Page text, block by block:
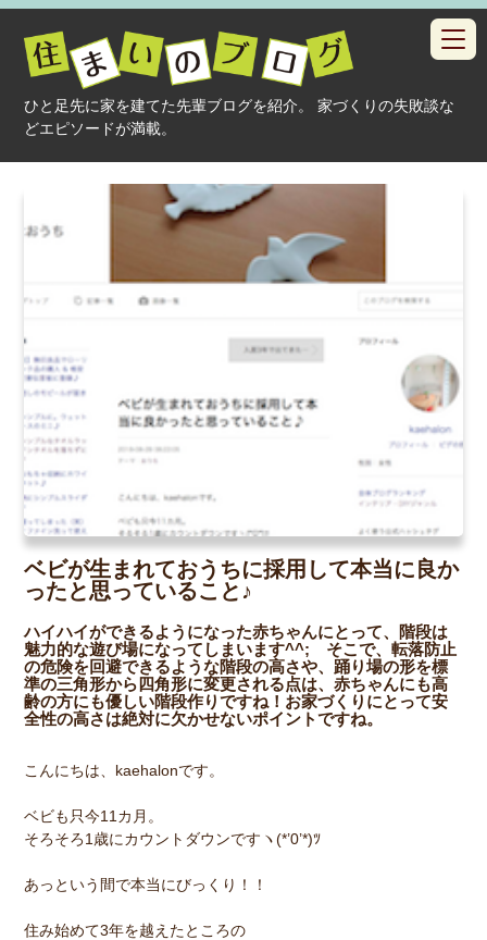
ひと足先に家を建てた先輩ブログを紹介。 家づくりの失敗談な
どエピソードが満載。
ベビが生まれておうちに採用して本当に良か
ったと思っていること♪
ハイハイができるようになった赤ちゃんにとって、階段は
魅力的な遊び場になってしまいます^^; そこで、転落防止
の危険を回避できるような階段の高さや、踊り場の形を標
準の三角形から四角形に変更される点は、赤ちゃんにも高
齢の方にも優しい階段作りですね！お家づくりにとって安
全性の高さは絶対に欠かせないポイントですね。
こんにちは、kaehalonです。
ベビも只今11カ月。
そろそろ1歳にカウントダウンですヽ(*’0’*)ﾂ
あっという間で本当にびっくり！！
住み始めて3年を越えたところの